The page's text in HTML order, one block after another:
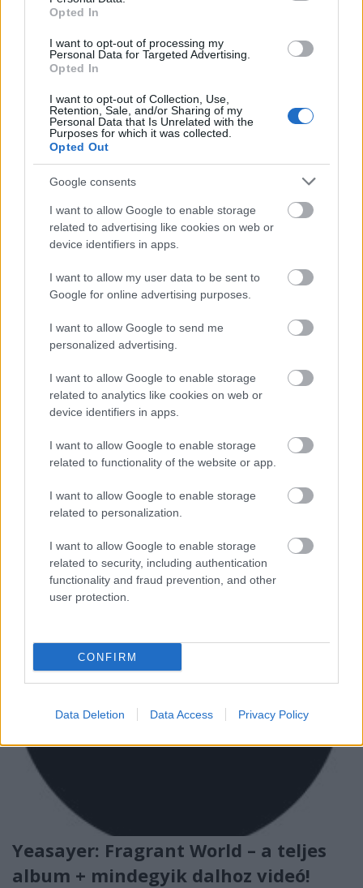
Opted In
I want to opt-out of processing my
Personal Data for Targeted Advertising.
Opted In
I want to opt-out of Collection, Use,
Retention, Sale, and/or Sharing of my
Personal Data that Is Unrelated with the
Purposes for which it was collected.
Opted Out
Google consents
I want to allow Google to enable storage
related to advertising like cookies on web or
device identifiers in apps.
I want to allow my user data to be sent to
Google for online advertising purposes.
I want to allow Google to send me
personalized advertising.
I want to allow Google to enable storage
related to analytics like cookies on web or
device identifiers in apps.
I want to allow Google to enable storage
related to functionality of the website or app.
I want to allow Google to enable storage
related to personalization.
I want to allow Google to enable storage
related to security, including authentication
functionality and fraud prevention, and other
user protection.
CONFIRM
Data Deletion Data Access Privacy Policy
Biblikus dalokkal tér vissza a
Yeasayer
Frontrecorder•2016. január 08.
Közel négy év szünet után, április elsején jelentkezik
új albummal a Yeasayer. Addig is, itt az első klipes
dal a brooklyni experimentális indiepop zenekar
az Amen & Goodbye című lemezéről.
Nem a megérkezés számít, hanem a
suhanás
rerecorder•2012. október 22.
(X) Ma már nem gördeszkán, hanem longboardon
suhannak a legfrissebb nemzedékek – de nem a
destroy, hanem az enjoy szellemében, és nem is a
annyira kétezernyolc, ma már a longboard a sláger –
mondhatnánk…
Yeasayer: Fragrant World – a teljes
album + mindegyik dalhoz videó!